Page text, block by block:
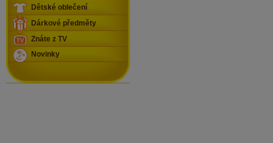
Dětské oblečení
Dárkové předměty
Znáte z TV
Novinky